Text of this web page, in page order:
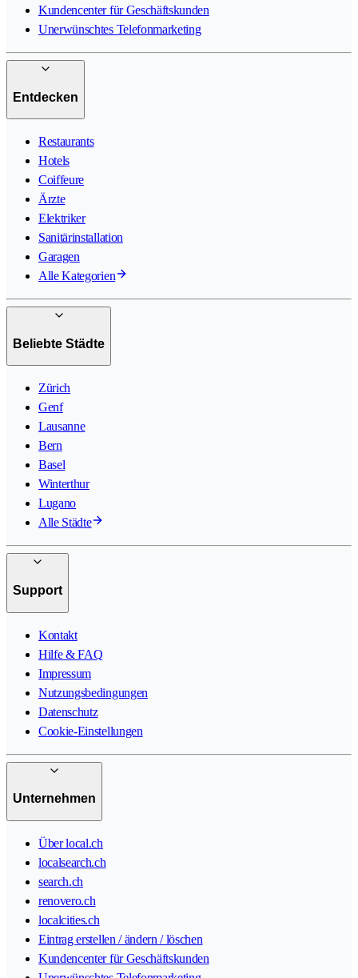
Kundencenter für Geschäftskunden
Unerwünschtes Telefonmarketing
Entdecken
Restaurants
Hotels
Coiffeure
Ärzte
Elektriker
Sanitärinstallation
Garagen
Alle Kategorien
Beliebte Städte
Zürich
Genf
Lausanne
Bern
Basel
Winterthur
Lugano
Alle Städte
Support
Kontakt
Hilfe & FAQ
Impressum
Nutzungsbedingungen
Datenschutz
Cookie-Einstellungen
Unternehmen
Über local.ch
localsearch.ch
search.ch
renovero.ch
localcities.ch
Eintrag erstellen / ändern / löschen
Kundencenter für Geschäftskunden